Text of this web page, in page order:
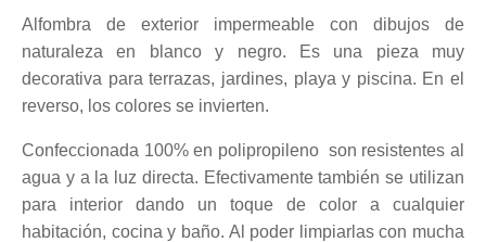
hojas
cantidad
precio
original
era:
45,00€.
precio
actual
es:
29,90€.
Alfombra de exterior impermeable con dibujos de
naturaleza en blanco y negro. Es una pieza muy
decorativa para terrazas, jardines, playa y piscina. En el
reverso, los colores se invierten.
Confeccionada 100% en polipropileno son resistentes al
agua y a la luz directa. Efectivamente también se utilizan
para interior dando un toque de color a cualquier
habitación, cocina y baño. Al poder limpiarlas con mucha